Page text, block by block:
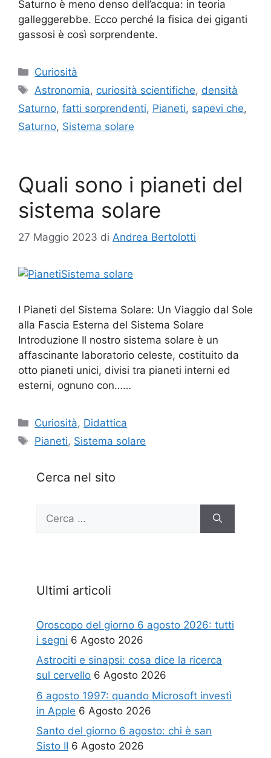
Saturno è meno denso dell’acqua: in teoria
galleggerebbe. Ecco perché la fisica dei giganti
gassosi è così sorprendente.
Categorie
Curiosità
Tag
Astronomia, curiosità scientifiche, densità
Saturno, fatti sorprendenti, Pianeti, sapevi che,
Saturno, Sistema solare
Quali sono i pianeti del
sistema solare
27 Maggio 2023 di Andrea Bertolotti
I Pianeti del Sistema Solare: Un Viaggio dal Sole
alla Fascia Esterna del Sistema Solare
Introduzione Il nostro sistema solare è un
affascinante laboratorio celeste, costituito da
otto pianeti unici, divisi tra pianeti interni ed
esterni, ognuno con……
Categorie
Curiosità, Didattica
Tag
Pianeti, Sistema solare
Cerca nel sito
per:
Ultimi articoli
Oroscopo del giorno 6 agosto 2026: tutti
i segni 6 Agosto 2026
Astrociti e sinapsi: cosa dice la ricerca
sul cervello 6 Agosto 2026
6 agosto 1997: quando Microsoft investì
in Apple 6 Agosto 2026
Santo del giorno 6 agosto: chi è san
Sisto II 6 Agosto 2026